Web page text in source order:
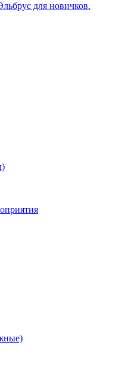
для новичков.